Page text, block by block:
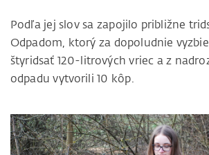
Podľa jej slov sa zapojilo približne
Odpadom, ktorý za dopoludnie
štyridsať 120-litrových vriec a z
odpadu vytvorili 10 kôp.